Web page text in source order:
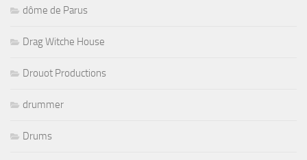
dôme de Parus
Drag Witche House
Drouot Productions
drummer
Drums